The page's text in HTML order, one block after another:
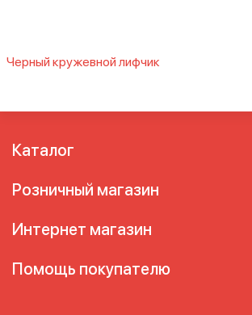
Черный кружевной лифчик
Бюстгальтер с кружевом
большого размера
Черный кружевной
Каталог
Розничный магазин
Интернет магазин
Помощь покупателю